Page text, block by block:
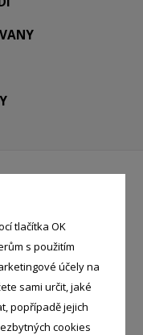
tlačítka OK
s použitím
účely na
sami určit, jaké
popřípadě jejich
cookies
Brod -